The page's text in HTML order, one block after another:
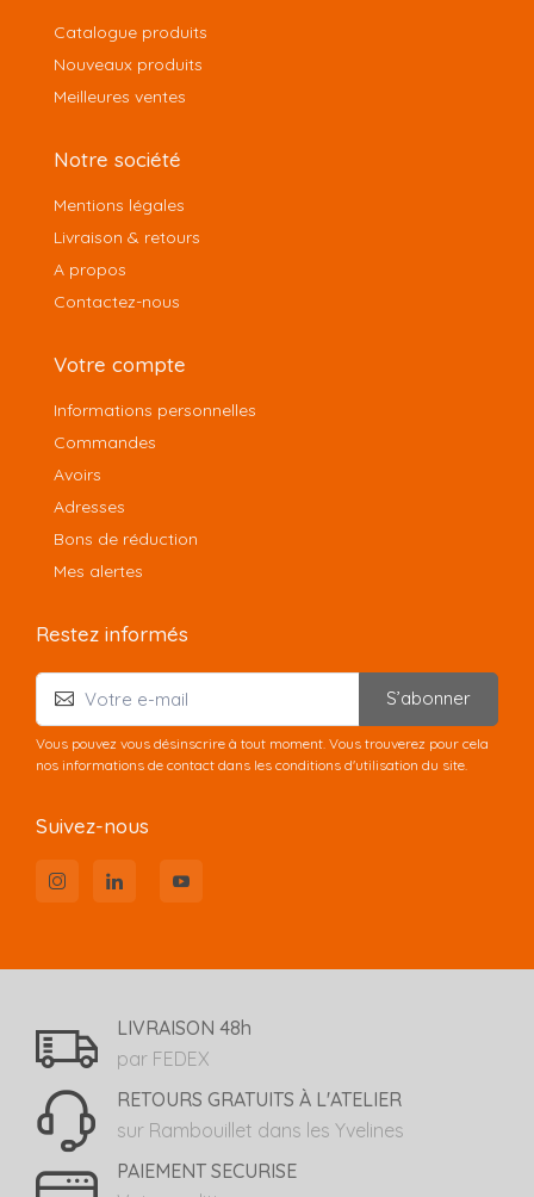
Catalogue produits
Nouveaux produits
Meilleures ventes
Notre société
Mentions légales
Livraison & retours
A propos
Contactez-nous
Votre compte
Informations personnelles
Commandes
Avoirs
Adresses
Bons de réduction
Mes alertes
Restez informés
S’abonner
Vous pouvez vous désinscrire à tout moment. Vous trouverez pour cela
nos informations de contact dans les conditions d'utilisation du site.
Suivez-nous
LIVRAISON 48h
par FEDEX
RETOURS GRATUITS À L'ATELIER
sur Rambouillet dans les Yvelines
PAIEMENT SECURISE